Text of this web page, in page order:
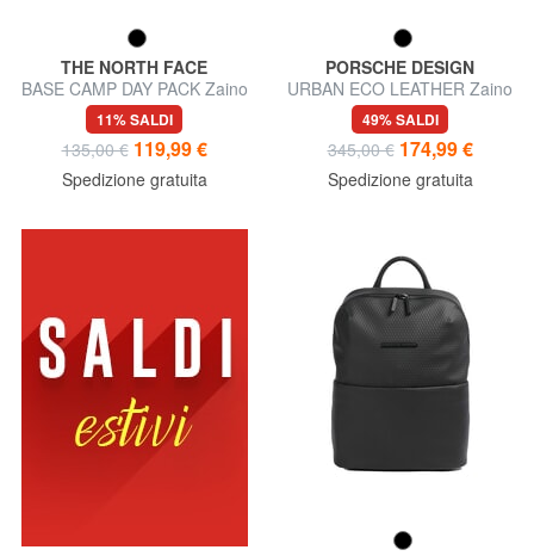
THE NORTH FACE
BASE CAMP DAY PACK Zaino
porta PC
11% SALDI
135,00 € 119,99 €
Spedizione gratuita
PORSCHE DESIGN
URBAN ECO LEATHER Zaino
porta PC 13"
49% SALDI
345,00 € 174,99 €
Spedizione gratuita